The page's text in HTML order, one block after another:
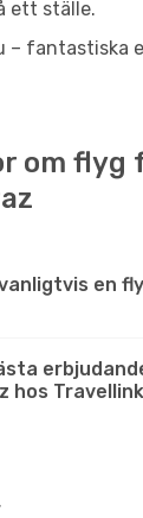
ett ställe.
– fantastiska
om flyg
en
hos